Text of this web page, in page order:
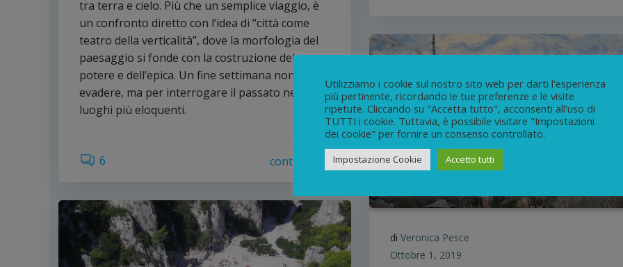
tra terra e cielo. Più che un semplice viaggio, è
un confronto diretto con l’idea di “città come
teatro della verticalità”, dove la morfologia del
paesaggio si fonde con la costruzione del
potere e dell’epica. Un fine settimana non per
evadere, ma per interrogare il passato nei suoi
luoghi più eloquenti.
6 continua
di Veronica Pesce
Ottobre 1, 2019
Utilizziamo i cookie sul nostro sito web per darti l'esperienza
più pertinente, ricordando le tue preferenze e le visite
ripetute. Cliccando su "Accetta tutto", acconsenti all'uso di
TUTTI i cookie. Tuttavia, è possibile visitare "Impostazioni
dei cookie" per fornire un consenso controllato.
Impostazione Cookie Accetto tutti